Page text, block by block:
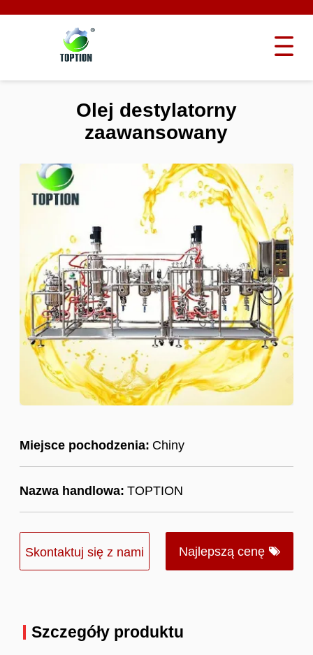
Miejsce pochodzenia: Chiny
Nazwa handlowa: TOPTION
Skontaktuj się z nami Najlepszą cenę
Olej destylatorny
zaawansowany
Szczegóły produktu